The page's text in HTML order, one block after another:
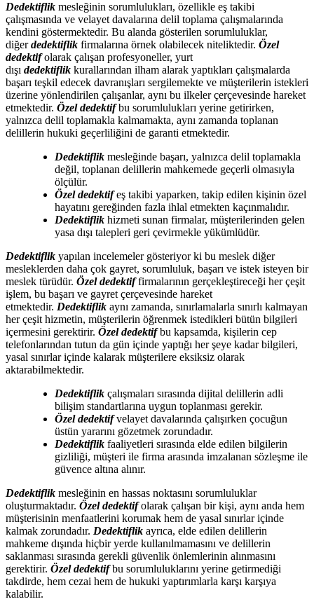
Dedektiflik mesleğinin sorumlulukları, özellikle eş takibi
çalışmasında ve velayet davalarına delil toplama çalışmalarında
kendini göstermektedir. Bu alanda gösterilen sorumluluklar,
diğerdedektiflik firmalarına örnek olabilecek niteliktedir. Özel
dedektifolarak çalışan profesyoneller, yurt
dışı dedektiflik kurallarından ilham alarak yaptıkları çalışmalarda
başarı teşkil edecek davranışları sergilemekte ve müşterilerin istekleri
üzerine yönlendirilen çalışanlar, aynı bu ilkeler çerçevesinde hareket
etmektedir. Özel dedektifbu sorumlulukları yerine getirirken,
yalnızca delil toplamakla kalmamakta, aynı zamanda toplanan
delillerin hukuki geçerliliğini de garanti etmektedir.
Dedektiflik mesleğinde başarı, yalnızca delil toplamakla
değil, toplanan delillerin mahkemede geçerli olmasıyla
ölçülür.
Özel dedektifeş takibi yaparken, takip edilen kişinin özel
hayatını gereğinden fazla ihlal etmekten kaçınmalıdır.
Dedektiflik hizmeti sunan firmalar, müşterilerinden gelen
yasa dışı talepleri geri çevirmekle yükümlüdür.
Dedektiflik yapılan incelemeler gösteriyor ki bu meslek diğer
mesleklerden daha çok gayret, sorumluluk, başarı ve istek isteyen bir
meslek türüdür. Özel dedektiffirmalarının gerçekleştireceği her çeşit
işlem, bu başarı ve gayret çerçevesinde hareket
etmektedir. Dedektiflik aynı zamanda, sınırlamalarla sınırlı kalmayan
her çeşit hizmetin, müşterilerin öğrenmek istedikleri bütün bilgileri
içermesini gerektirir. Özel dedektifbu kapsamda, kişilerin cep
telefonlarından tutun da gün içinde yaptığı her şeye kadar bilgileri,
yasal sınırlar içinde kalarak müşterilere eksiksiz olarak
aktarabilmektedir.
Dedektiflik çalışmaları sırasında dijital delillerin adli
bilişim standartlarına uygun toplanması gerekir.
Özel dedektifvelayet davalarında çalışırken çocuğun
üstün yararını gözetmek zorundadır.
Dedektiflik faaliyetleri sırasında elde edilen bilgilerin
gizliliği, müşteri ile firma arasında imzalanan sözleşme ile
güvence altına alınır.
Dedektiflik mesleğinin en hassas noktasını sorumluluklar
oluşturmaktadır. Özel dedektifolarak çalışan bir kişi, aynı anda hem
müşterisinin menfaatlerini korumak hem de yasal sınırlar içinde
kalmak zorundadır. Dedektiflik ayrıca, elde edilen delillerin
mahkeme dışında hiçbir yerde kullanılmamasını ve delillerin
saklanması sırasında gerekli güvenlik önlemlerinin alınmasını
gerektirir. Özel dedektifbu sorumluluklarını yerine getirmediği
takdirde, hem cezai hem de hukuki yaptırımlarla karşı karşıya
kalabilir.